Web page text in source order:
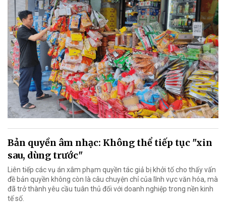
Bản quyền âm nhạc: Không thể tiếp tục "xin
sau, dùng trước"
Liên tiếp các vụ án xâm phạm quyền tác giả bị khởi tố cho thấy vấn
đề bản quyền không còn là câu chuyện chỉ của lĩnh vực văn hóa, mà
đã trở thành yêu cầu tuân thủ đối với doanh nghiệp trong nền kinh
tế số.